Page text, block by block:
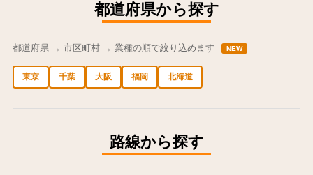
都道府県から探す
都道府県 → 市区町村 → 業種の順で絞り込めます NEW
東京 千葉 大阪 福岡 北海道
路線から探す